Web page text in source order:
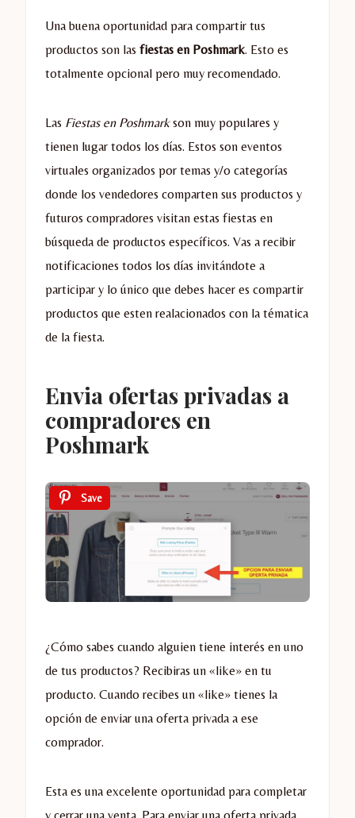
Una buena oportunidad para compartir tus
productos son las fiestas en Poshmark. Esto es
totalmente opcional pero muy recomendado.
Las Fiestas en Poshmarkson muy populares y
tienen lugar todos los días. Estos son eventos
virtuales organizados por temas y/o categorías
donde los vendedores comparten sus productos y
futuros compradores visitan estas fiestas en
búsqueda de productos específicos. Vas a recibir
notificaciones todos los días invitándote a
participar y lo único que debes hacer es compartir
productos que esten realacionados con la tématica
de la fiesta.
Envia ofertas privadas a
compradores en
Poshmark
Save
¿Cómo sabes cuando alguien tiene interés en uno
de tus productos? Recibiras un «like» en tu
producto. Cuando recibes un «like» tienes la
opción de enviar una oferta privada a ese
comprador.
Esta es una excelente oportunidad para completar
y cerrar una venta. Para enviar una oferta privada